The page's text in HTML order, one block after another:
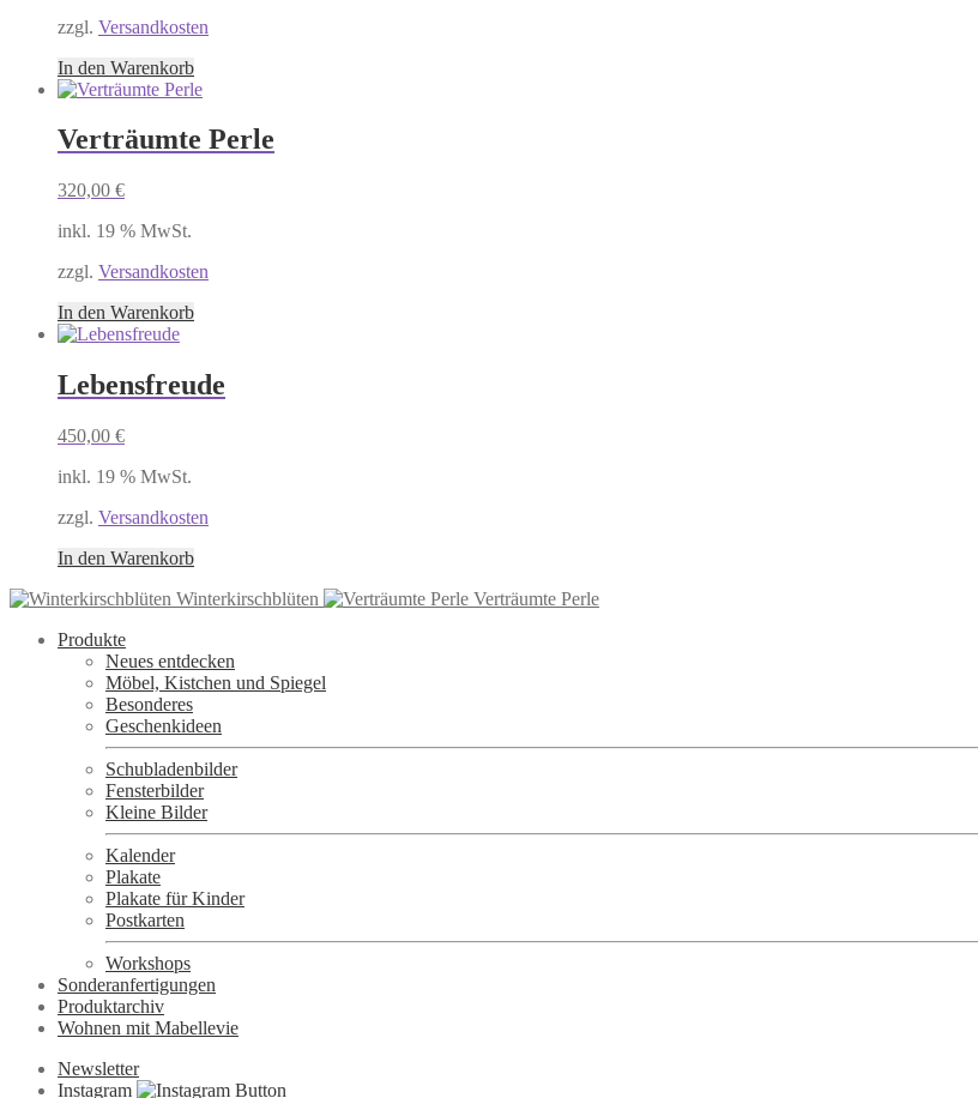
zzgl. Versandkosten
In den Warenkorb
Verträumte Perle
320,00 €
inkl. 19 % MwSt.
zzgl. Versandkosten
In den Warenkorb
Lebensfreude
450,00 €
inkl. 19 % MwSt.
zzgl. Versandkosten
In den Warenkorb
Winterkirschblüten
Verträumte Perle
Produkte
Neues entdecken
Möbel, Kistchen und Spiegel
Besonderes
Geschenkideen
Schubladenbilder
Fensterbilder
Kleine Bilder
Kalender
Plakate
Plakate für Kinder
Postkarten
Workshops
Sonderanfertigungen
Produktarchiv
Wohnen mit Mabellevie
Newsletter
Instagram